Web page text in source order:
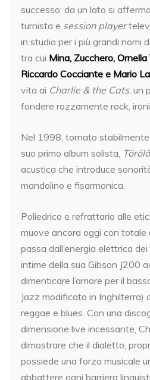
successo: da un lato si
turnista e session player
in studio per i più grandi nomi
tra cui Mina, Zucchero,
Riccardo Cocciante e Mario
vita ai Charlie & the Cats, un
fondere rozzamente rock,
Nel 1998, tornato stabilmente
suo primo album solista,
acustica che introduce
mandolino e fisarmonica.
Poliedrico e refrattario alle
muove ancora oggi con totale
passa dall’energia elettrica dei
intime della sua Gibson J200
dimenticare l’amore per il
Jazz modificato in Inghilterra)
reggae e blues. Con una
dimensione live incessante,
dimostrare che il dialetto,
possiede una forza musicale
abbattere ogni barriera